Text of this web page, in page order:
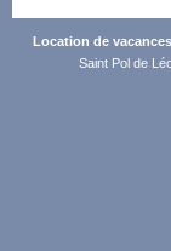
Location de
Saint Pol de